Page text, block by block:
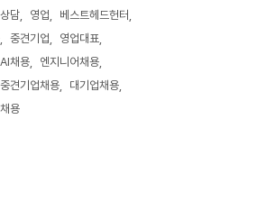
담 영업
베스트헤드헌터
중견기업
영업대표
AI채용
엔지니어채용
중견기업채용
대기업채용
용